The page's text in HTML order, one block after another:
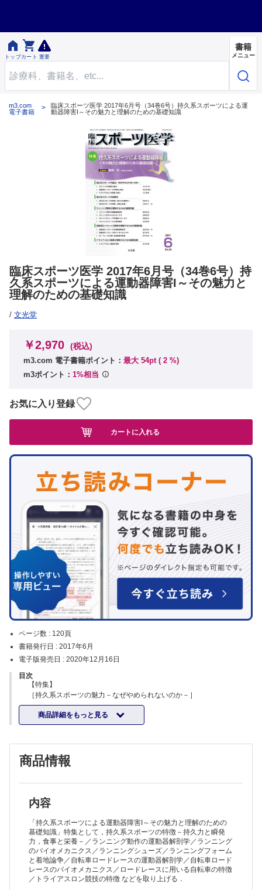

トップ

カート 重要
書籍
メニュー
m3.com
電子書籍
臨床スポーツ医学 2017年6月号（34巻6号）持久系スポーツによる運
動器障害I～その魅力と理解のための基礎知識
臨床スポーツ医学 2017年6月号（34巻6号）持
久系スポーツによる運動器障害I～その魅力と
理解のための基礎知識
/ 文光堂
ページ数 : 120頁
書籍発行日 : 2017年6月
電子版発売日 : 2020年12月16日
目次
【特集】
［持久系スポーツの魅力－なぜやめられないのか－］
ランニングの歴史と魅力－ヒトはなぜ走るのか？－／大久保 衞
自転車ロードレースの歴史と魅力／長谷部雅幸
トライアスロンの歴史と魅力／川口勝範
持久系スポーツの特徴－食事と栄養－／村田浩子ほか
［ランニング障害を理解するための基礎知識］
ランニングシューズの最新トピックス／西脇剛史
ランニングフォームと着地論争／佐伯徹郎
［自転車ロードレース障害を理解するための基礎知識］
自転車ロードレースの運動器解剖学／富和清訓ほか
自転車ロードレースのバイオメカニクス－ペダリング運動のバイオメカ
ニクスと
ポジションの影響－／星川秀利
ロードレースに用いる自転車の特徴／野寺秀徳ほか
［トライアスロン障害を理解するための基礎知識］
商品詳細をもっと見る
￥2,970 (税込)
m3.com 電子書籍ポイント： 最大 54pt ( 2 %)
m3ポイント： 1%相当
お気に入り登録
カートに入れる
商品情報
内容
「持久系スポーツによる運動器障害I～その魅力と理解のための
基礎知識」特集として，持久系スポーツの特徴－持久力と瞬発
力，食事と栄養－／ランニング動作の運動器解剖学／ランニング
のバイオメカニクス／ランニングシューズ／ランニングフォーム
と着地論争／自転車ロードレースの運動器解剖学／自転車ロード
レースのバイオメカニクス／ロードレースに用いる自転車の特徴
／トライアスロン競技の特徴 などを取り上げる．